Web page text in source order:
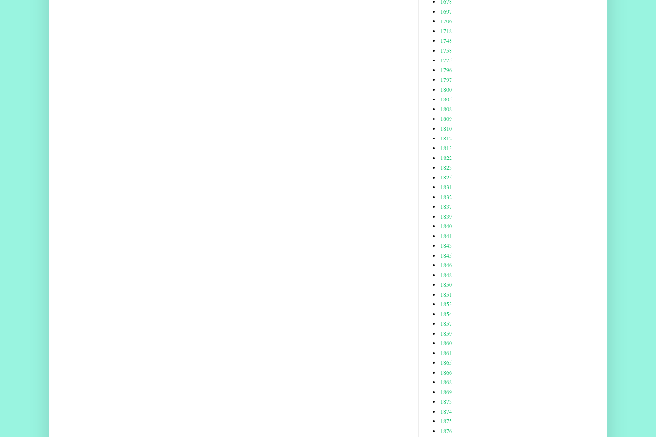
1697
1706
1718
1748
1758
1775
1796
1797
1800
1805
1808
1809
1810
1812
1813
1822
1823
1825
1831
1832
1837
1839
1840
1841
1843
1845
1846
1848
1850
1851
1853
1854
1857
1859
1860
1861
1865
1866
1868
1869
1873
1874
1875
1876